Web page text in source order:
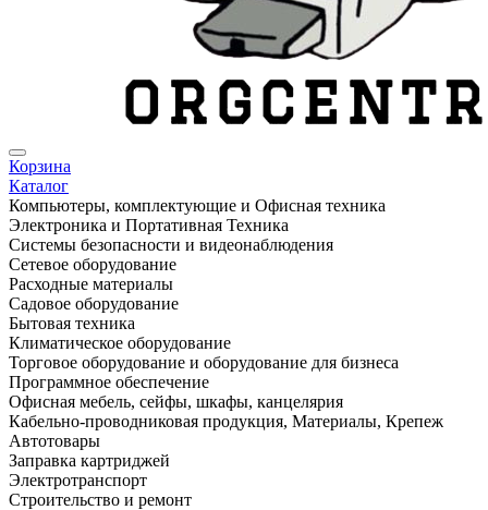
Корзина
Каталог
Компьютеры, комплектующие и Офисная техника
Электроника и Портативная Техника
Системы безопасности и видеонаблюдения
Сетевое оборудование
Расходные материалы
Садовое оборудование
Бытовая техника
Климатическое оборудование
Торговое оборудование и оборудование для бизнеса
Программное обеспечение
Офисная мебель, сейфы, шкафы, канцелярия
Кабельно-проводниковая продукция, Материалы, Крепеж
Автотовары
Заправка картриджей
Электротранспорт
Строительство и ремонт